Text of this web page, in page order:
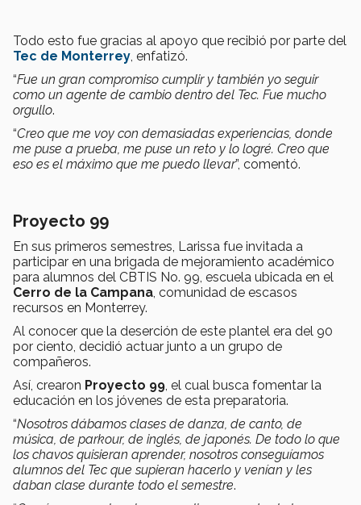
Todo esto fue gracias al apoyo que recibió por parte del
Tec de Monterrey , enfatizó.
“Fue un gran compromiso cumplir y también yo seguir
como un agente de cambio dentro del Tec. Fue mucho
orgullo.
“Creo que me voy con demasiadas experiencias, donde
me puse a prueba, me puse un reto y lo logré. Creo que
eso es el máximo que me puedo llevar”, comentó.
Proyecto 99
En sus primeros semestres, Larissa fue invitada a
participar en una brigada de mejoramiento académico
para alumnos del CBTIS No. 99, escuela ubicada en el
Cerro de la Campana , comunidad de escasos
recursos en Monterrey.
Al conocer que la deserción de este plantel era del 90
por ciento, decidió actuar junto a un grupo de
compañeros.
Así, crearon Proyecto 99 , el cual busca fomentar la
educación en los jóvenes de esta preparatoria.
“Nosotros dábamos clases de danza, de canto, de
música, de parkour, de inglés, de japonés. De todo lo que
los chavos quisieran aprender, nosotros conseguíamos
alumnos del Tec que supieran hacerlo y venían y les
daban clase durante todo el semestre.